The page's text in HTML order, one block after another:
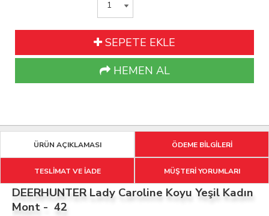
SEPETE EKLE
HEMEN AL
ÜRÜN AÇIKLAMASI ÖDEME BİLGİLERİ
TESLİMAT VE İADE MÜŞTERİ YORUMLARI
DEERHUNTER Lady Caroline Koyu Yeşil Kadın
Mont - 42